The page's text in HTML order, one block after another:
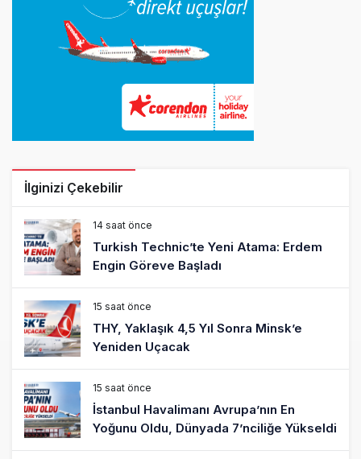
İlginizi Çekebilir
14 saat önce
Turkish Technic’te Yeni Atama: Erdem
Engin Göreve Başladı
15 saat önce
THY, Yaklaşık 4,5 Yıl Sonra Minsk’e
Yeniden Uçacak
15 saat önce
İstanbul Havalimanı Avrupa’nın En
Yoğunu Oldu, Dünyada 7’nciliğe Yükseldi